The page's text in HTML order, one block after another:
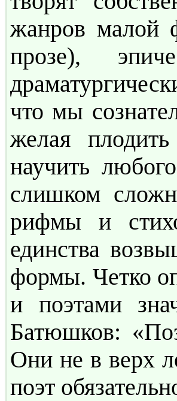
жанров малой
прозе),
что мы
желая
научить
слишком
рифмы и
единства
формы. Четко
и поэтами
Батюшков:
Они не в верх
поэт